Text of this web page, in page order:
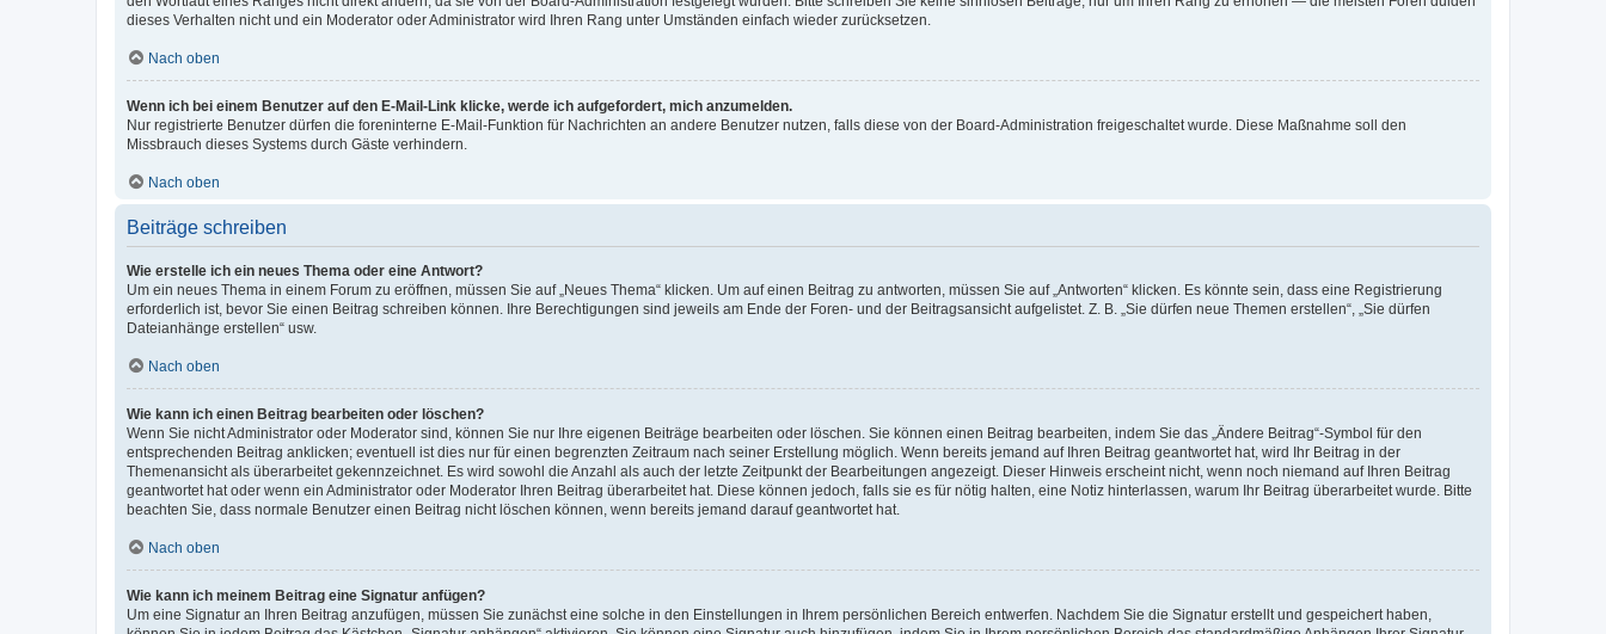
dieses Verhalten nicht und ein Moderator oder Administrator wird Ihren Rang unter Umständen einfach wieder zurücksetzen.
Nach oben
Wenn ich bei einem Benutzer auf den E-Mail-Link klicke, werde ich aufgefordert, mich anzumelden.
Nur registrierte Benutzer dürfen die foreninterne E-Mail-Funktion für Nachrichten an andere Benutzer nutzen, falls diese von der Board-Administration freigeschaltet wurde. Diese Maßnahme soll den
Missbrauch dieses Systems durch Gäste verhindern.
Nach oben
Beiträge schreiben
Wie erstelle ich ein neues Thema oder eine Antwort?
Um ein neues Thema in einem Forum zu eröffnen, müssen Sie auf „Neues Thema“ klicken. Um auf einen Beitrag zu antworten, müssen Sie auf „Antworten“ klicken. Es könnte sein, dass eine Registrierung
erforderlich ist, bevor Sie einen Beitrag schreiben können. Ihre Berechtigungen sind jeweils am Ende der Foren- und der Beitragsansicht aufgelistet. Z. B. „Sie dürfen neue Themen erstellen“, „Sie dürfen
Dateianhänge erstellen“ usw.
Nach oben
Wie kann ich einen Beitrag bearbeiten oder löschen?
Wenn Sie nicht Administrator oder Moderator sind, können Sie nur Ihre eigenen Beiträge bearbeiten oder löschen. Sie können einen Beitrag bearbeiten, indem Sie das „Ändere Beitrag“-Symbol für den
entsprechenden Beitrag anklicken; eventuell ist dies nur für einen begrenzten Zeitraum nach seiner Erstellung möglich. Wenn bereits jemand auf Ihren Beitrag geantwortet hat, wird Ihr Beitrag in der
Themenansicht als überarbeitet gekennzeichnet. Es wird sowohl die Anzahl als auch der letzte Zeitpunkt der Bearbeitungen angezeigt. Dieser Hinweis erscheint nicht, wenn noch niemand auf Ihren Beitrag
geantwortet hat oder wenn ein Administrator oder Moderator Ihren Beitrag überarbeitet hat. Diese können jedoch, falls sie es für nötig halten, eine Notiz hinterlassen, warum Ihr Beitrag überarbeitet wurde. Bitte
beachten Sie, dass normale Benutzer einen Beitrag nicht löschen können, wenn bereits jemand darauf geantwortet hat.
Nach oben
Wie kann ich meinem Beitrag eine Signatur anfügen?
Um eine Signatur an Ihren Beitrag anzufügen, müssen Sie zunächst eine solche in den Einstellungen in Ihrem persönlichen Bereich entwerfen. Nachdem Sie die Signatur erstellt und gespeichert haben,